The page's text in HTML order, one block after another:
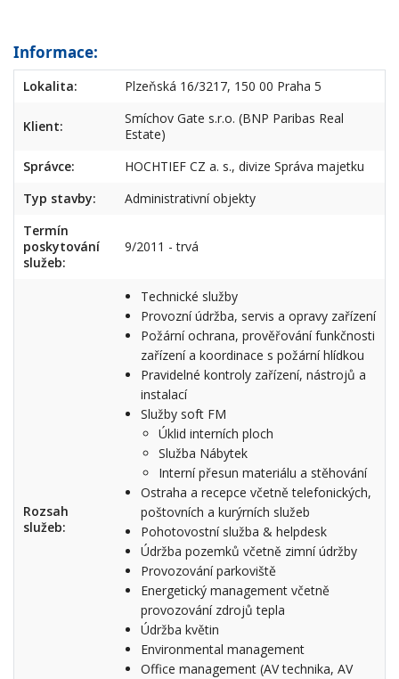
Informace:
Lokalita: Plzeňská 16/3217, 150 00 Praha 5
Klient:
Smíchov Gate s.r.o. (BNP Paribas Real
Estate)
Správce:
HOCHTIEF CZ a. s., divize Správa majetku
Typ stavby:
Administrativní objekty
Termín
poskytování
služeb:
9/2011 - trvá
Rozsah
služeb:
Technické služby
Provozní údržba, servis a opravy zařízení
Požární ochrana, prověřování funkčnosti
zařízení a koordinace s požární hlídkou
Pravidelné kontroly zařízení, nástrojů a
instalací
Služby soft FM
Úklid interních ploch
Služba Nábytek
Interní přesun materiálu a stěhování
Ostraha a recepce včetně telefonických,
poštovních a kurýrních služeb
Pohotovostní služba & helpdesk
Údržba pozemků včetně zimní údržby
Provozování parkoviště
Energetický management včetně
provozování zdrojů tepla
Údržba květin
Environmental management
Office management (AV technika, AV